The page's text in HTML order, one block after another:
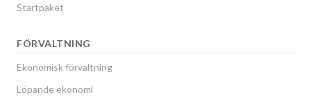
Startpaket
FÖRVALTNING
Ekonomisk förvaltning
Löpande ekonomi